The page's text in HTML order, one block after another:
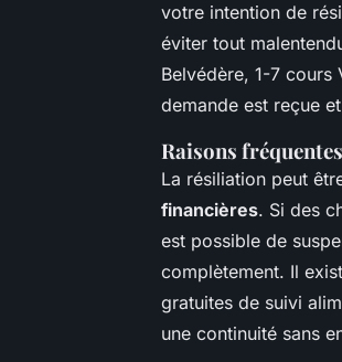
votre intention de
éviter tout
Belvédère, 1-7
demande est reçue
Raisons
La résiliation peut
financières. Si des
est possible de
complètement. Il
gratuites de suivi
une continuité sans